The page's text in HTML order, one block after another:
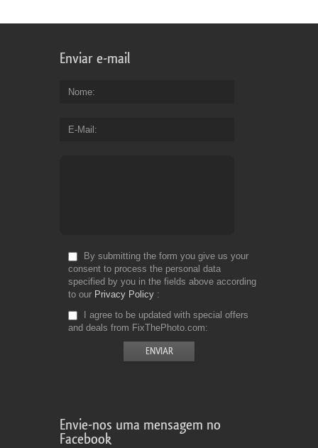
Enviar e-mail
Nome
E-Mail
By submitting the form you give us your
consent to process the personal data
specified by you in the fields above according
to our Privacy Policy
I agree to be updated with special offers
and deals from FixThePhoto.com
Envie-nos uma mensagem no
Facebook